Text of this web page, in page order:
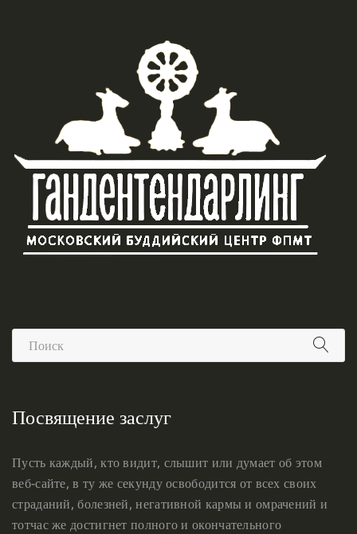
Посвящение заслуг
Пусть каждый, кто видит, слышит или думает об этом
веб-сайте, в ту же секунду освободится от всех своих
страданий, болезней, негативной кармы и омрачений и
тотчас же достигнет полного и окончательного